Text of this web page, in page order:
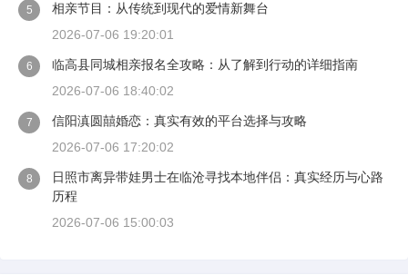
5
相亲节目：从传统到现代的爱情新舞台
2026-07-06 19:20:01
6
临高县同城相亲报名全攻略：从了解到行动的详细指南
2026-07-06 18:40:02
7
信阳滇圆囍婚恋：真实有效的平台选择与攻略
2026-07-06 17:20:02
8
日照市离异带娃男士在临沧寻找本地伴侣：真实经历与心路
历程
2026-07-06 15:00:03